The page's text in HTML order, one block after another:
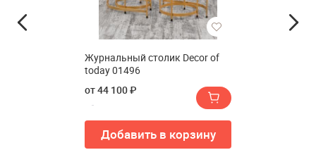
Журнальный столик Decor of
today 01496
от 44 100 ₽
Добавить в корзину